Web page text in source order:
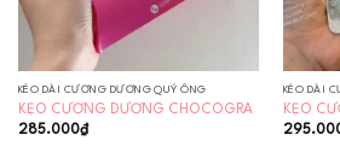
KÉO DÀI CƯƠNG DƯƠNG QUÝ ÔNG
KẸO CƯƠNG DƯƠNG CHOCOGRA
285.000₫
KÉO DÀI
KẸO